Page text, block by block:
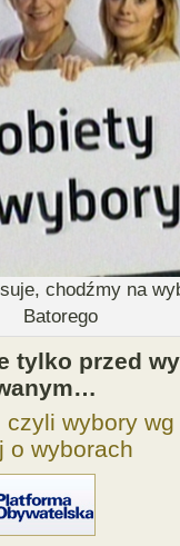
chodźmy na
Batorego
tylko przed
wybory
o wyborach